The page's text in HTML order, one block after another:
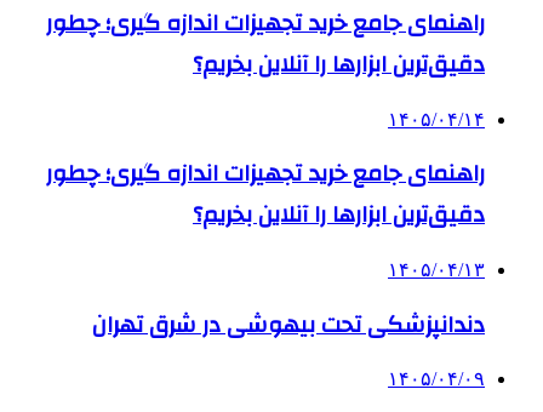
راهنمای جامع خرید تجهیزات اندازه گیری؛ چطور
دقیق‌ترین ابزارها را آنلاین بخریم؟
۱۴۰۵/۰۴/۱۴
راهنمای جامع خرید تجهیزات اندازه گیری؛ چطور
دقیق‌ترین ابزارها را آنلاین بخریم؟
۱۴۰۵/۰۴/۱۳
دندانپزشکی تحت بیهوشی در شرق تهران
۱۴۰۵/۰۴/۰۹